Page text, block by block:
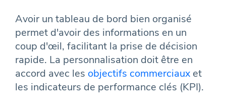
Avoir un tableau de bord bien organisé
permet d'avoir des informations en un
coup d'œil, facilitant la prise de décision
rapide. La personnalisation doit être en
accord avec les objectifs commerciaux et
les indicateurs de performance clés (KPI).